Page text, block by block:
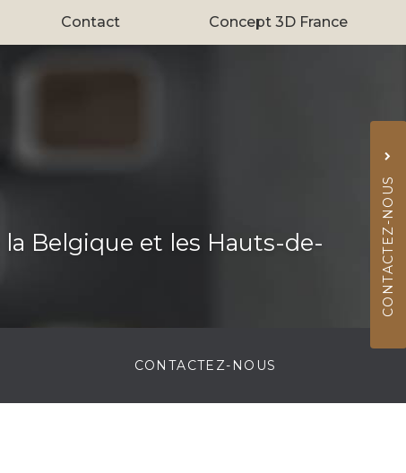
Contact Concept 3D France
Belgique et les Hauts-de-
CONTACTEZ- NOUS
CONTACTEZ-NOUS
02